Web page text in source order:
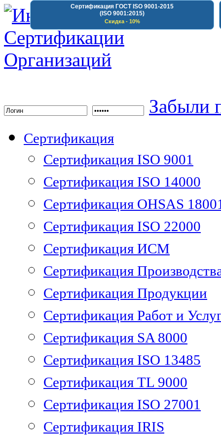
Сертификация ГОСТ ISO 9001-2015
(ISO 9001:2015)
Скидка - 10%
Забыли
Сертификация
Сертификация ISO 9001
Сертификация ISO 14000
Сертификация OHSAS
Сертификация ISO 22000
Сертификация ИСМ
Сертификация
Сертификация Продукции
Сертификация Работ и
Сертификация SA 8000
Сертификация ISO 13485
Сертификация TL 9000
Сертификация ISO 27001
Сертификация IRIS